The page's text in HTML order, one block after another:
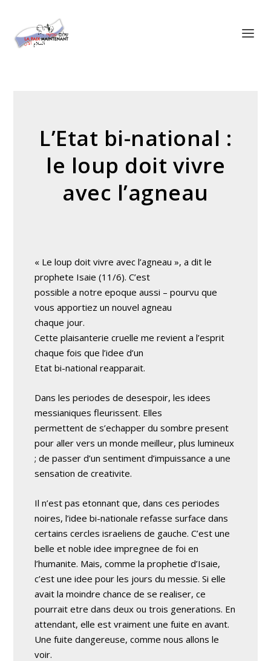
L’Etat bi-national :
le loup doit vivre
avec l’agneau
« Le loup doit vivre avec l’agneau », a dit le
prophete Isaie (11/6). C’est
possible a notre epoque aussi – pourvu que
vous apportiez un nouvel agneau
chaque jour.
Cette plaisanterie cruelle me revient a l’esprit
chaque fois que l’idee d’un
Etat bi-national reapparait.
Dans les periodes de desespoir, les idees
messianiques fleurissent. Elles
permettent de s’echapper du sombre present
pour aller vers un monde meilleur, plus lumineux
; de passer d’un sentiment d’impuissance a une
sensation de creativite.
Il n’est pas etonnant que, dans ces periodes
noires, l’idee bi-nationale refasse surface dans
certains cercles israeliens de gauche. C’est une
belle et noble idee impregnee de foi en
l’humanite. Mais, comme la prophetie d’Isaie,
c’est une idee pour les jours du messie. Si elle
avait la moindre chance de se realiser, ce
pourrait etre dans deux ou trois generations. En
attendant, elle est vraiment une fuite en avant.
Une fuite dangereuse, comme nous allons le
voir.